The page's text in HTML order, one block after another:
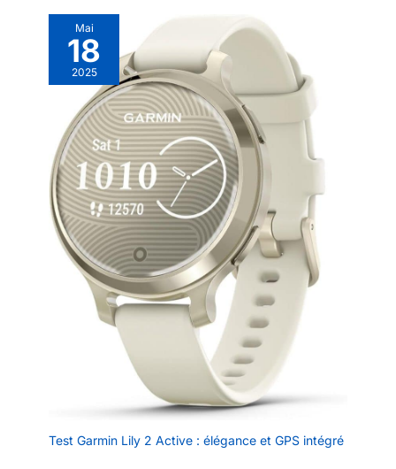
Mai
18
2025
Test Garmin Lily 2 Active : élégance et GPS intégré